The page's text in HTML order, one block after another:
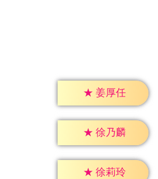
★ 姜厚任
★ 徐乃麟
★ 徐莉玲